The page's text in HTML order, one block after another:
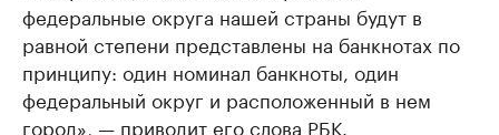
федеральные округа нашей страны будут в
равной степени представлены на банкнотах по
принципу: один номинал банкноты, один
федеральный округ и расположенный в нем
город», — приводит его слова РБК.